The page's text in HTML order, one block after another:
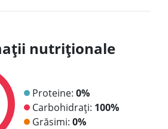
nutriționale
Proteine: 0%
Carbohidrați: 100%
Grăsimi: 0%